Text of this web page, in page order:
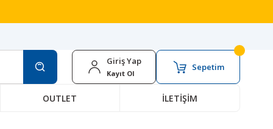
Giriş Yap
Kayıt Ol
Sepetim
OUTLET İLETİŞİM